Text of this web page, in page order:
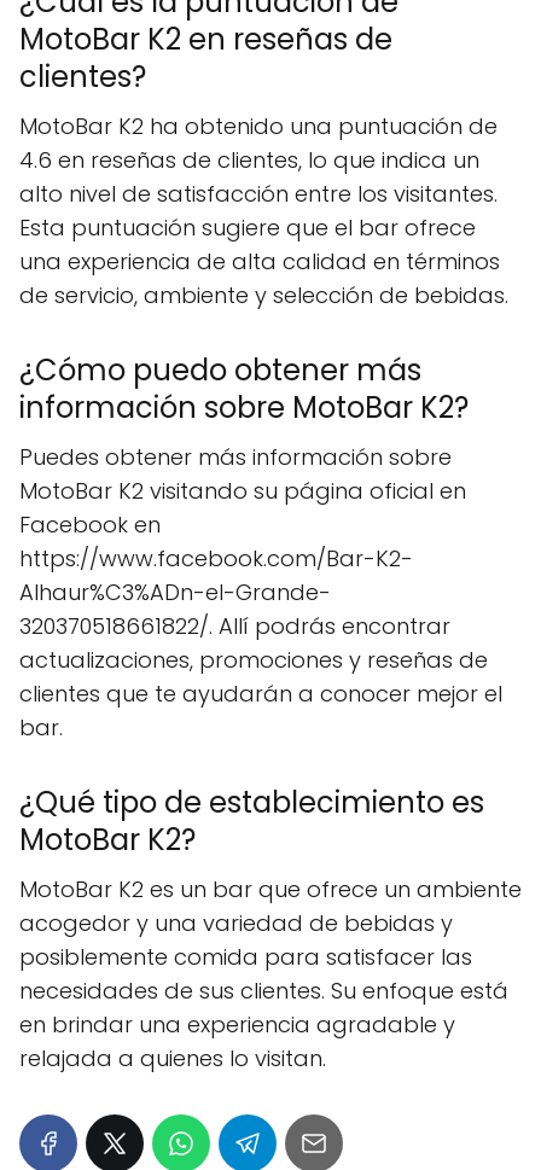
MotoBar K2 en reseñas de
clientes?
MotoBar K2 ha obtenido una puntuación de
4.6 en reseñas de clientes, lo que indica un
alto nivel de satisfacción entre los visitantes.
Esta puntuación sugiere que el bar ofrece
una experiencia de alta calidad en términos
de servicio, ambiente y selección de bebidas.
¿Cómo puedo obtener más
información sobre MotoBar K2?
Puedes obtener más información sobre
MotoBar K2 visitando su página oficial en
Facebook en
https://www.facebook.com/Bar-K2-
Alhaur%C3%ADn-el-Grande-
320370518661822/. Allí podrás encontrar
actualizaciones, promociones y reseñas de
clientes que te ayudarán a conocer mejor el
bar.
¿Qué tipo de establecimiento es
MotoBar K2?
MotoBar K2 es un bar que ofrece un ambiente
acogedor y una variedad de bebidas y
posiblemente comida para satisfacer las
necesidades de sus clientes. Su enfoque está
en brindar una experiencia agradable y
relajada a quienes lo visitan.